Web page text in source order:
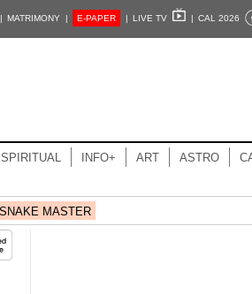
MATRIMONY | E-PAPER | LIVE TV | CAL 2026
SPIRITUAL INFO+ ART ASTRO
MASTER